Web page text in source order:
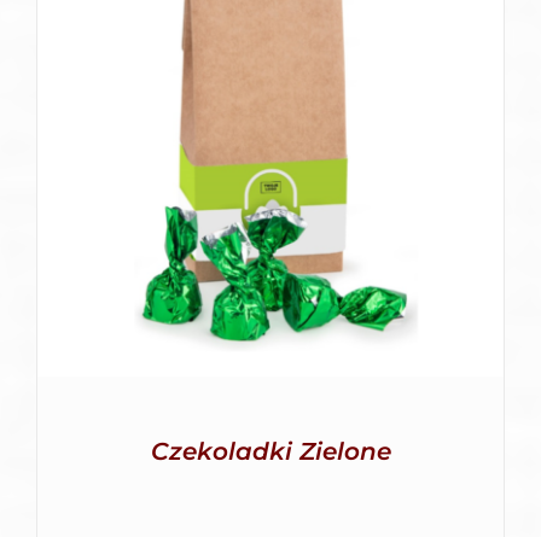
Czekoladki Zielone